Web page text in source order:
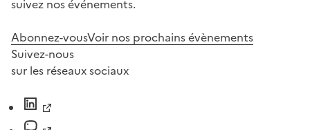
suivez nos événements.
Abonnez-vousVoir nos prochains évènements
Suivez-nous
sur les réseaux sociaux